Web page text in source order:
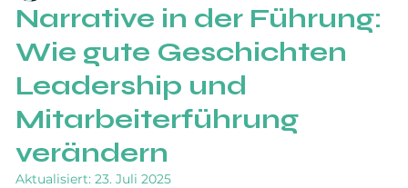
Narrative in der Führung:
Wie gute Geschichten
Leadership und
Mitarbeiterführung
verändern
Aktualisiert:23. Juli 2025